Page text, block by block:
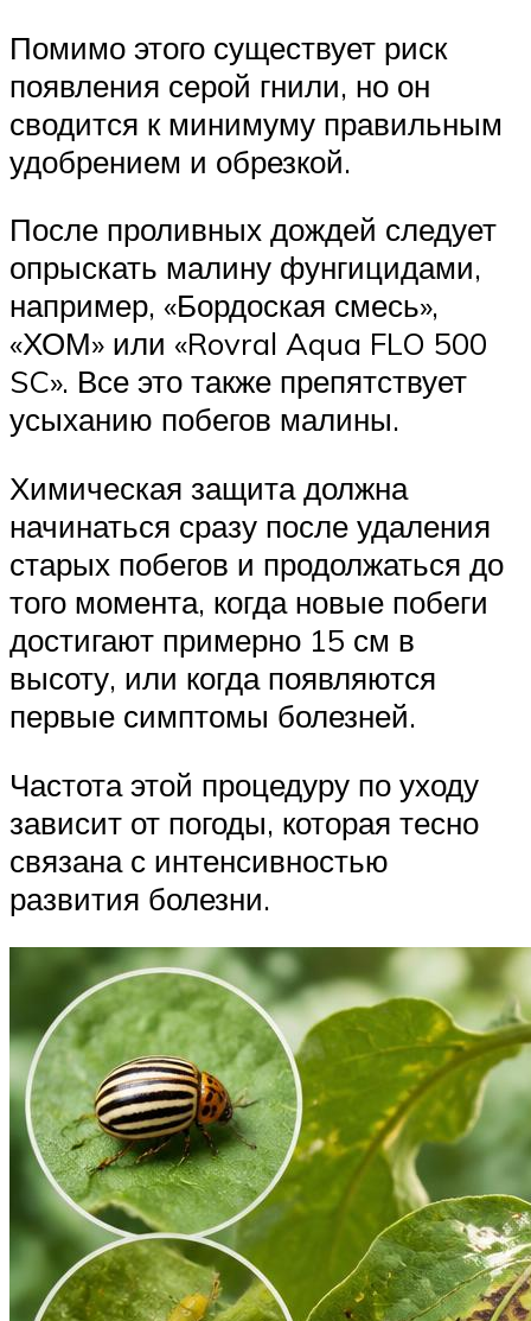
Помимо этого существует риск
появления серой гнили, но он
сводится к минимуму правильным
удобрением и обрезкой.
После проливных дождей следует
опрыскать малину фунгицидами,
например, «Бордоская смесь»,
«ХОМ» или «Rovral Aqua FLO 500
SC». Все это также препятствует
усыханию побегов малины.
Химическая защита должна
начинаться сразу после удаления
старых побегов и продолжаться до
того момента, когда новые побеги
достигают примерно 15 см в
высоту, или когда появляются
первые симптомы болезней.
Частота этой процедуру по уходу
зависит от погоды, которая тесно
связана с интенсивностью
развития болезни.